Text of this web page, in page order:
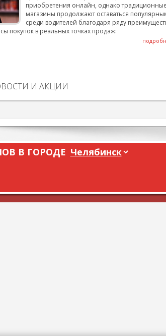
приобретения онлайн, однако традиционные
магазины продолжают оставаться
среди водителей благодаря ряду
покупок в реальных точках продаж:
И АКЦИИ
В ГОРОДЕ